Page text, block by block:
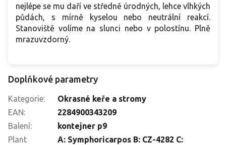
nejlépe se mu daří ve středně úrodných, lehce vlhkých
půdách, s mírně kyselou nebo neutrální reakcí.
Stanoviště volíme na slunci nebo v polostínu. Plně
mrazuvzdorný.
Doplňkové parametry
Kategorie:
Okrasné keře a stromy
EAN:
2284900343209
Balení:
kontejner p9
Plant
A: Symphoricarpos B: CZ-4282 C: